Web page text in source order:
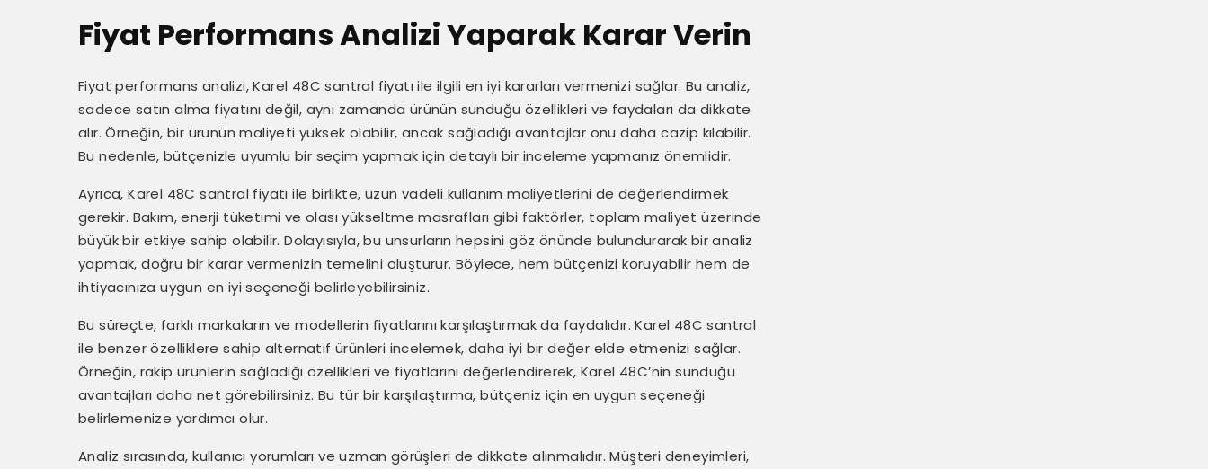
Fiyat Performans Analizi Yaparak Karar Verin
Fiyat performans analizi, Karel 48C santral fiyatı ile ilgili en iyi kararları vermenizi sağlar. Bu analiz,
sadece satın alma fiyatını değil, aynı zamanda ürünün sunduğu özellikleri ve faydaları da dikkate
alır. Örneğin, bir ürünün maliyeti yüksek olabilir, ancak sağladığı avantajlar onu daha cazip kılabilir.
Bu nedenle, bütçenizle uyumlu bir seçim yapmak için detaylı bir inceleme yapmanız önemlidir.
Ayrıca, Karel 48C santral fiyatı ile birlikte, uzun vadeli kullanım maliyetlerini de değerlendirmek
gerekir. Bakım, enerji tüketimi ve olası yükseltme masrafları gibi faktörler, toplam maliyet üzerinde
büyük bir etkiye sahip olabilir. Dolayısıyla, bu unsurların hepsini göz önünde bulundurarak bir analiz
yapmak, doğru bir karar vermenizin temelini oluşturur. Böylece, hem bütçenizi koruyabilir hem de
ihtiyacınıza uygun en iyi seçeneği belirleyebilirsiniz.
Bu süreçte, farklı markaların ve modellerin fiyatlarını karşılaştırmak da faydalıdır. Karel 48C santral
ile benzer özelliklere sahip alternatif ürünleri incelemek, daha iyi bir değer elde etmenizi sağlar.
Örneğin, rakip ürünlerin sağladığı özellikleri ve fiyatlarını değerlendirerek, Karel 48C’nin sunduğu
avantajları daha net görebilirsiniz. Bu tür bir karşılaştırma, bütçeniz için en uygun seçeneği
belirlemenize yardımcı olur.
Analiz sırasında, kullanıcı yorumları ve uzman görüşleri de dikkate alınmalıdır. Müşteri deneyimleri,